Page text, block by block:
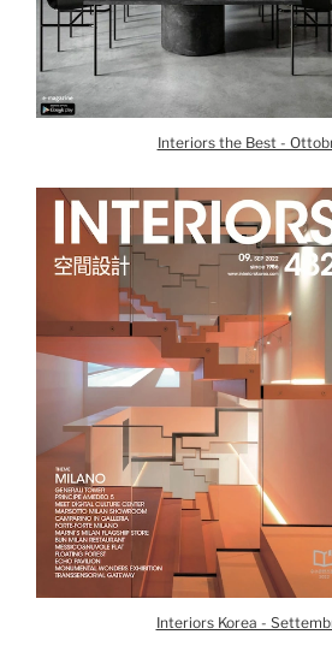
Interiors the Best -
Interiors Korea -